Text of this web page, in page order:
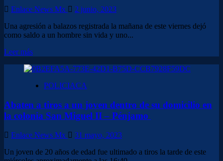
–
Irapuato </strong>
Enlace News Mx
2 junio, 2023
Una agresión a balazos registrada la mañana de este viernes dejó
como saldo a un hombre sin vida y uno...
Leer másLeer
sobre
muerto
un
lesionado
deja
agresión
a
balazos
en
POLICIACA
Abaten a tiros a un joven dentro de su domicilio en
la colonia San Miguel II – Pénjamo
Enlace News Mx
31 mayo, 2023
Un joven de 20 años de edad fue ultimado a tiros la tarde de este